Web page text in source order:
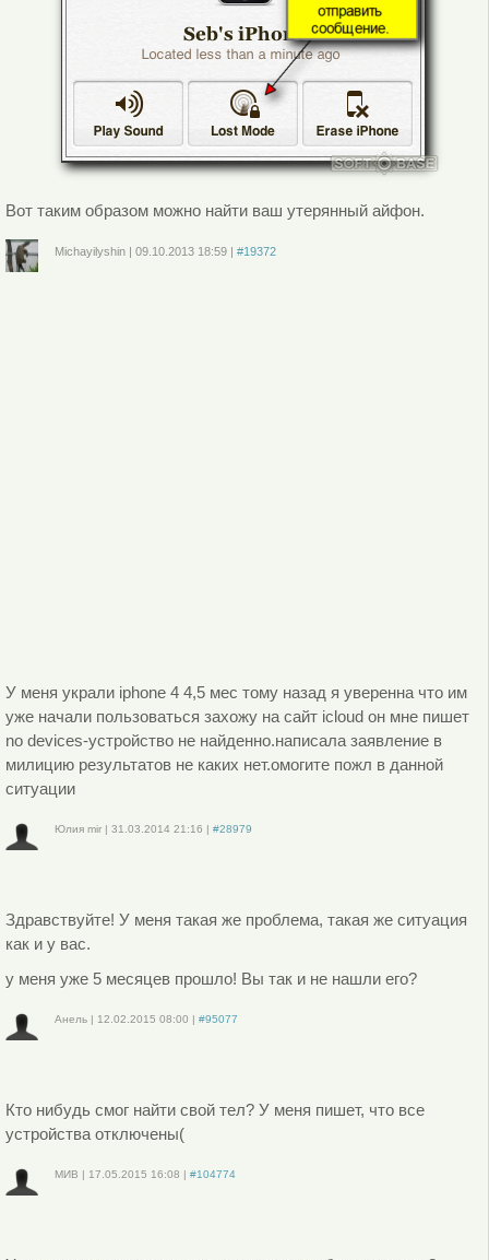
Вот таким образом можно найти ваш утерянный айфон.
Michayilyshin| 09.10.2013 18:59| #19372
У меня украли iphone 4 4,5 мес тому назад я уверенна что им
уже начали пользоваться захожу на сайт icloud он мне пишет
no devices-устройство не найденно.написала заявление в
милицию результатов не каких нет.омогите пожл в данной
ситуации
Юлия mir| 31.03.2014 21:16 | #28979
Здравствуйте! У меня такая же проблема, такая же ситуация
как и у вас.
у меня уже 5 месяцев прошло! Вы так и не нашли его?
Анель| 12.02.2015 08:00 | #95077
Кто нибудь смог найти свой тел? У меня пишет, что все
устройства отключены(
МИВ | 17.05.2015 16:08 | #104774